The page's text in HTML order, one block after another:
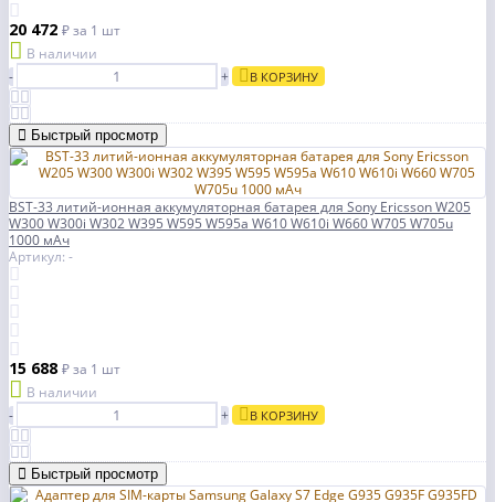
20 472 ₽за 1 шт
В наличии
-
+ В КОРЗИНУ
Быстрый просмотр
BST-33 литий-ионная аккумуляторная батарея для Sony Ericsson W205
W300 W300i W302 W395 W595 W595a W610 W610i W660 W705 W705u
1000 мАч
Артикул: -
15 688 ₽за 1 шт
В наличии
-
+ В КОРЗИНУ
Быстрый просмотр